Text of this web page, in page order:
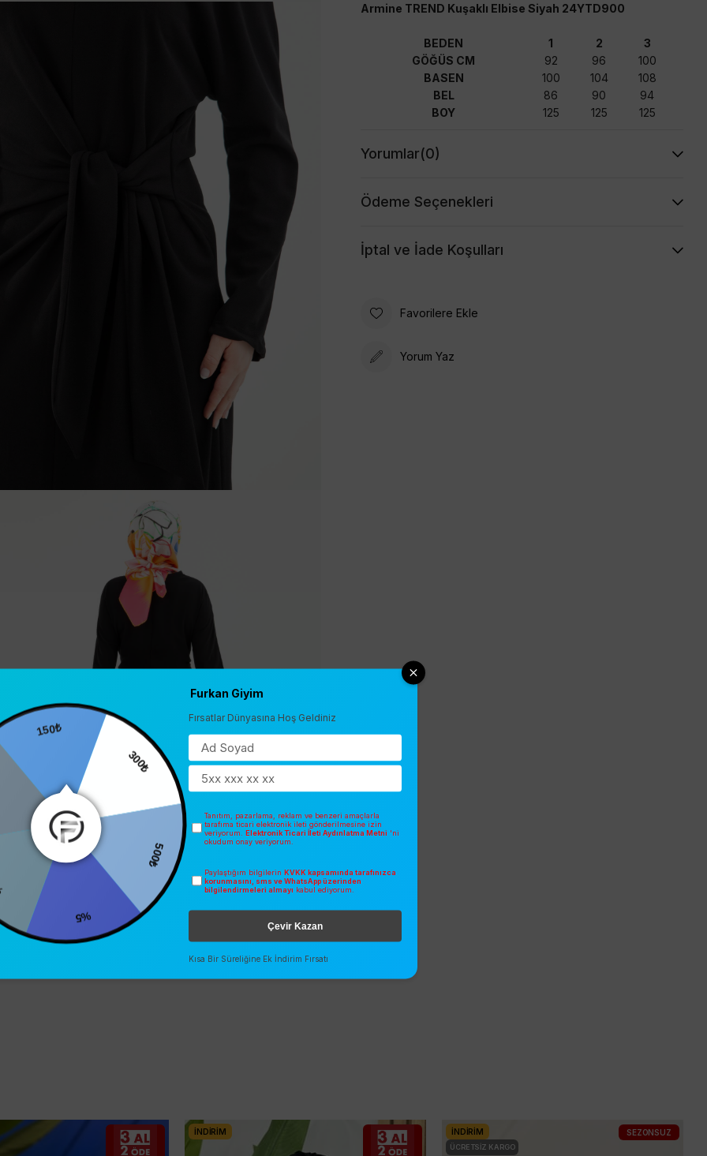
Armine TREND Kuşaklı Elbise Siyah 24YTD900
BEDEN 1 2
3
GÖĞÜS CM
92 96
100
BASEN
100 104
108
BEL
86 90
94
BOY
125 125 125
Yorumlar(0)
Ödeme Seçenekleri
İptal ve İade Koşulları
Favorilere Ekle
Yorum Yaz
İNDIRIM İNDIRIM
ÜCRETSIZ KARGO
SEZONSUZ
150₺
300₺
Furkan Giyim
Fırsatlar Dünyasına Hoş Geldiniz
Tanıtım, pazarlama, reklam ve benzeri amaçlarla
tarafıma ticari elektronik ileti gönderilmesine izin
veriyorum. Elektronik Ticari İleti Aydınlatma Metni 'ni
okudum onay veriyorum.
Paylaştığım bilgilerin KVKK kapsamında tarafınızca
korunmasını, sms ve WhatsApp üzerinden
bilgilendirmeleri almayı kabul ediyorum.
Çevir Kazan
Kısa Bir Süreliğine Ek İndirim Fırsatı